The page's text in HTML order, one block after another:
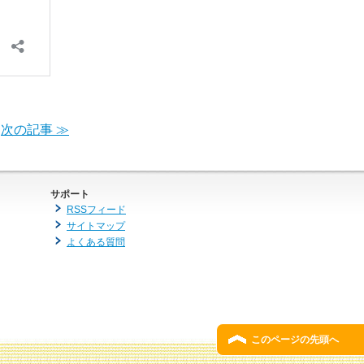
次の記事 ≫
サポート
RSSフィード
サイトマップ
よくある質問
このページの先頭へ